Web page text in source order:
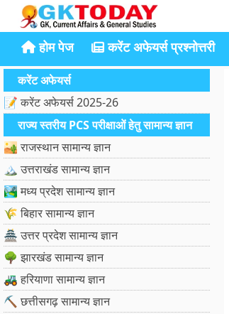
होम पेज करेंट अफेयर्स प्रश्नोत्तरी
करेंट अफेयर्स
📝 करेंट अफेयर्स 2025-26
राज्य स्तरीय PCS परीक्षाओं हेतु सामान्य ज्ञान
🏜️ राजस्थान सामान्य ज्ञान
🏔️ उत्तराखंड सामान्य ज्ञान
🏞️ मध्य प्रदेश सामान्य ज्ञान
🌾 बिहार सामान्य ज्ञान
🏯 उत्तर प्रदेश सामान्य ज्ञान
🌳 झारखंड सामान्य ज्ञान
🚜 हरियाणा सामान्य ज्ञान
⛏️ छत्तीसगढ़ सामान्य ज्ञान